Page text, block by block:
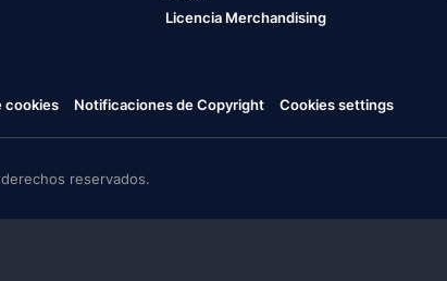
Licencia Merchandising
cookies Notificaciones de Copyright Cookies settings
reservados.